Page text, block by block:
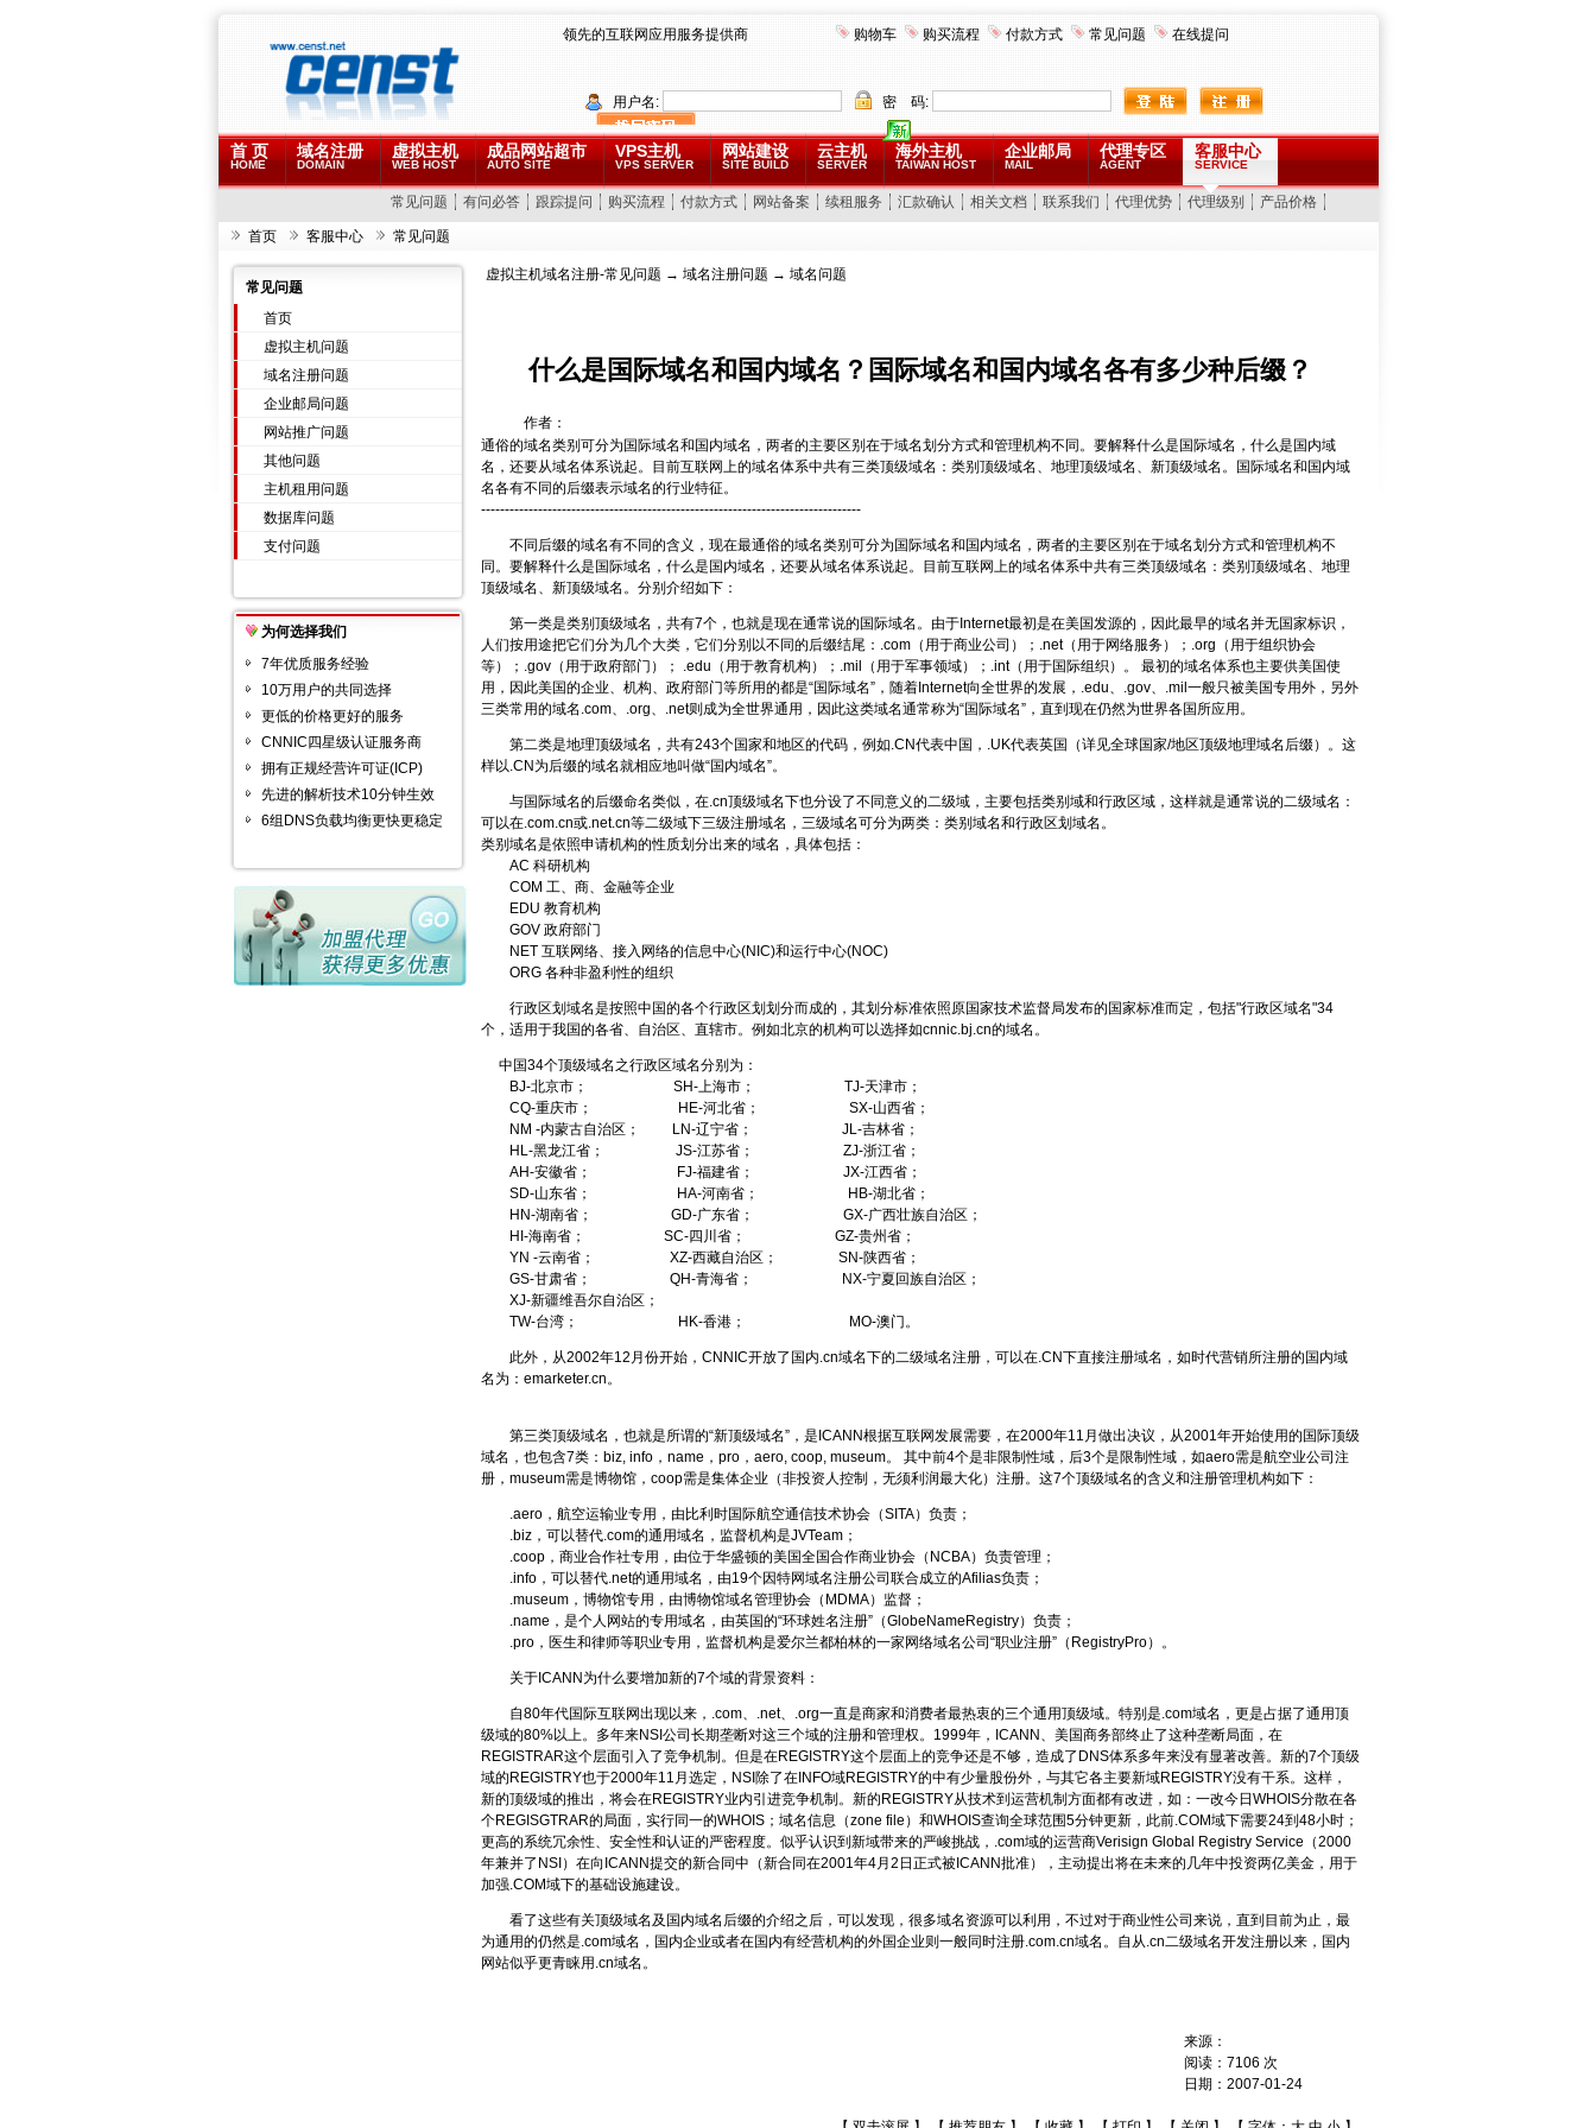
领先的互联网应用服务提供商 购物车 购买流程 付款方式 常见问题 在线提问
用户名: 密 码:
首 页
HOME
域名注册
DOMAIN
虚拟主机
WEB HOST
成品网站超市
AUTO SITE
VPS主机
VPS SERVER
网站建设
SITE BUILD
云主机
SERVER
海外主机
TAIWAN HOST
企业邮局
MAIL
代理专区
AGENT
客服中心
SERVICE
常见问题 有问必答 跟踪提问 购买流程 付款方式 网站备案 续租服务 汇款确认 相关文档 联系我们 代理优势 代理级别 产品价格
首页 客服中心 常见问题
常见问题
首页
虚拟主机问题
域名注册问题
企业邮局问题
网站推广问题
其他问题
主机租用问题
数据库问题
支付问题
为何选择我们
7年优质服务经验
10万用户的共同选择
更低的价格更好的服务
CNNIC四星级认证服务商
拥有正规经营许可证(ICP)
先进的解析技术10分钟生效
6组DNS负载均衡更快更稳定
虚拟主机域名注册-常见问题 → 域名注册问题 → 域名问题
什么是国际域名和国内域名？国际域名和国内域名各有多少种后缀？
作者：
通俗的域名类别可分为国际域名和国内域名，两者的主要区别在于域名划分方式和管理机构不同。要解释什么是国际域名，什么是国内域
名，还要从域名体系说起。目前互联网上的域名体系中共有三类顶级域名：类别顶级域名、地理顶级域名、新顶级域名。国际域名和国内域
名各有不同的后缀表示域名的行业特征。
--------------------------------------------------------------------------------
不同后缀的域名有不同的含义，现在最通俗的域名类别可分为国际域名和国内域名，两者的主要区别在于域名划分方式和管理机构不
同。要解释什么是国际域名，什么是国内域名，还要从域名体系说起。目前互联网上的域名体系中共有三类顶级域名：类别顶级域名、地理
顶级域名、新顶级域名。分别介绍如下：
第一类是类别顶级域名，共有7个，也就是现在通常说的国际域名。由于Internet最初是在美国发源的，因此最早的域名并无国家标识，
人们按用途把它们分为几个大类，它们分别以不同的后缀结尾：.com（用于商业公司）；.net（用于网络服务）；.org（用于组织协会
等）；.gov（用于政府部门）； .edu（用于教育机构）；.mil（用于军事领域）；.int（用于国际组织）。 最初的域名体系也主要供美国使
用，因此美国的企业、机构、政府部门等所用的都是“国际域名”，随着Internet向全世界的发展，.edu、.gov、.mil一般只被美国专用外，另外
三类常用的域名.com、.org、.net则成为全世界通用，因此这类域名通常称为“国际域名”，直到现在仍然为世界各国所应用。
第二类是地理顶级域名，共有243个国家和地区的代码，例如.CN代表中国，.UK代表英国（详见全球国家/地区顶级地理域名后缀）。这
样以.CN为后缀的域名就相应地叫做“国内域名”。
与国际域名的后缀命名类似，在.cn顶级域名下也分设了不同意义的二级域，主要包括类别域和行政区域，这样就是通常说的二级域名：
可以在.com.cn或.net.cn等二级域下三级注册域名，三级域名可分为两类：类别域名和行政区划域名。
类别域名是依照申请机构的性质划分出来的域名，具体包括：
AC 科研机构
COM 工、商、金融等企业
EDU 教育机构
GOV 政府部门
NET 互联网络、接入网络的信息中心(NIC)和运行中心(NOC)
ORG 各种非盈利性的组织
行政区划域名是按照中国的各个行政区划划分而成的，其划分标准依照原国家技术监督局发布的国家标准而定，包括"行政区域名"34
个，适用于我国的各省、自治区、直辖市。例如北京的机构可以选择如cnnic.bj.cn的域名。
中国34个顶级域名之行政区域名分别为：
BJ-北京市； SH-上海市； TJ-天津市；
CQ-重庆市； HE-河北省； SX-山西省；
NM -内蒙古自治区； LN-辽宁省； JL-吉林省；
HL-黑龙江省； JS-江苏省； ZJ-浙江省；
AH-安徽省； FJ-福建省； JX-江西省；
SD-山东省； HA-河南省； HB-湖北省；
HN-湖南省； GD-广东省； GX-广西壮族自治区；
HI-海南省； SC-四川省； GZ-贵州省；
YN -云南省； XZ-西藏自治区； SN-陕西省；
GS-甘肃省； QH-青海省； NX-宁夏回族自治区；
XJ-新疆维吾尔自治区；
TW-台湾； HK-香港； MO-澳门。
此外，从2002年12月份开始，CNNIC开放了国内.cn域名下的二级域名注册，可以在.CN下直接注册域名，如时代营销所注册的国内域
名为：emarketer.cn。
第三类顶级域名，也就是所谓的“新顶级域名”，是ICANN根据互联网发展需要，在2000年11月做出决议，从2001年开始使用的国际顶级
域名，也包含7类：biz, info，name，pro，aero, coop, museum。 其中前4个是非限制性域，后3个是限制性域，如aero需是航空业公司注
册，museum需是博物馆，coop需是集体企业（非投资人控制，无须利润最大化）注册。这7个顶级域名的含义和注册管理机构如下：
.aero，航空运输业专用，由比利时国际航空通信技术协会（SITA）负责；
.biz，可以替代.com的通用域名，监督机构是JVTeam；
.coop，商业合作社专用，由位于华盛顿的美国全国合作商业协会（NCBA）负责管理；
.info，可以替代.net的通用域名，由19个因特网域名注册公司联合成立的Afilias负责；
.museum，博物馆专用，由博物馆域名管理协会（MDMA）监督；
.name，是个人网站的专用域名，由英国的“环球姓名注册”（GlobeNameRegistry）负责；
.pro，医生和律师等职业专用，监督机构是爱尔兰都柏林的一家网络域名公司“职业注册”（RegistryPro）。
关于ICANN为什么要增加新的7个域的背景资料：
自80年代国际互联网出现以来，.com、.net、.org一直是商家和消费者最热衷的三个通用顶级域。特别是.com域名，更是占据了通用顶
级域的80%以上。多年来NSI公司长期垄断对这三个域的注册和管理权。1999年，ICANN、美国商务部终止了这种垄断局面，在
REGISTRAR这个层面引入了竞争机制。但是在REGISTRY这个层面上的竞争还是不够，造成了DNS体系多年来没有显著改善。新的7个顶级
域的REGISTRY也于2000年11月选定，NSI除了在INFO域REGISTRY的中有少量股份外，与其它各主要新域REGISTRY没有干系。这样，
新的顶级域的推出，将会在REGISTRY业内引进竞争机制。新的REGISTRY从技术到运营机制方面都有改进，如：一改今日WHOIS分散在各
个REGISGTRAR的局面，实行同一的WHOIS；域名信息（zone file）和WHOIS查询全球范围5分钟更新，此前.COM域下需要24到48小时；
更高的系统冗余性、安全性和认证的严密程度。似乎认识到新域带来的严峻挑战，.com域的运营商Verisign Global Registry Service（2000
年兼并了NSI）在向ICANN提交的新合同中（新合同在2001年4月2日正式被ICANN批准），主动提出将在未来的几年中投资两亿美金，用于
加强.COM域下的基础设施建设。
看了这些有关顶级域名及国内域名后缀的介绍之后，可以发现，很多域名资源可以利用，不过对于商业性公司来说，直到目前为止，最
为通用的仍然是.com域名，国内企业或者在国内有经营机构的外国企业则一般同时注册.com.cn域名。自从.cn二级域名开发注册以来，国内
网站似乎更青睐用.cn域名。
来源：
阅读： 7106 次
日期： 2007-01-24